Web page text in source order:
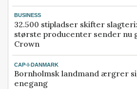
BUSINESS
32.500 stipladser skifter
største producenter sender nu
Crown
CAP-I-DANMARK
Bornholmsk landmand ærgrer
enegang